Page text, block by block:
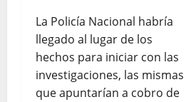
La Policía Nacional habría
llegado al lugar de los
hechos para iniciar con las
investigaciones, las mismas
que apuntarían a cobro de